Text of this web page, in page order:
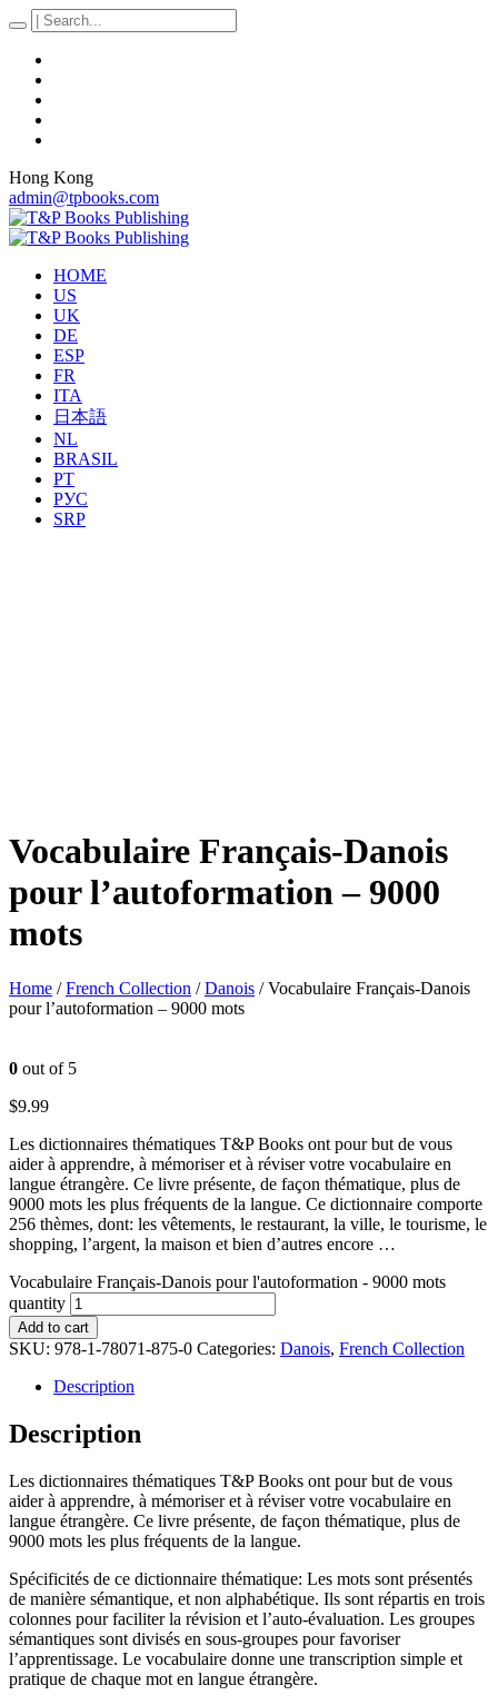
Hong Kong
admin@tpbooks.com
HOME
US
UK
DE
ESP
FR
ITA
日本語
NL
BRASIL
PT
РУС
SRP
Vocabulaire Français-Danois
pour l’autoformation – 9000
mots
Home /French Collection /Danois / Vocabulaire Français-Danois
pour l’autoformation – 9000 mots
0 out of 5
$9.99
Les dictionnaires thématiques T&P Books ont pour but de vous
aider à apprendre, à mémoriser et à réviser votre vocabulaire en
langue étrangère. Ce livre présente, de façon thématique, plus de
9000 mots les plus fréquents de la langue. Ce dictionnaire comporte
256 thèmes, dont: les vêtements, le restaurant, la ville, le tourisme, le
shopping, l’argent, la maison et bien d’autres encore …
Vocabulaire Français-Danois pour l'autoformation - 9000 mots
quantity
Add to cart
SKU: 978-1-78071-875-0 Categories: Danois, French Collection
Description
Description
Les dictionnaires thématiques T&P Books ont pour but de vous
aider à apprendre, à mémoriser et à réviser votre vocabulaire en
langue étrangère. Ce livre présente, de façon thématique, plus de
9000 mots les plus fréquents de la langue.
Spécificités de ce dictionnaire thématique: Les mots sont présentés
de manière sémantique, et non alphabétique. Ils sont répartis en trois
colonnes pour faciliter la révision et l’auto-évaluation. Les groupes
sémantiques sont divisés en sous-groupes pour favoriser
l’apprentissage. Le vocabulaire donne une transcription simple et
pratique de chaque mot en langue étrangère.